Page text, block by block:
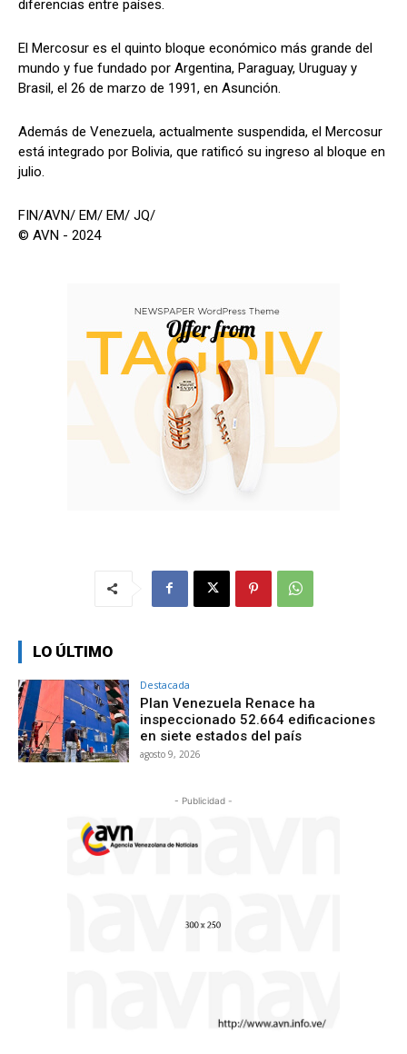
diferencias entre países.
El Mercosur es el quinto bloque económico más grande del
mundo y fue fundado por Argentina, Paraguay, Uruguay y
Brasil, el 26 de marzo de 1991, en Asunción.
Además de Venezuela, actualmente suspendida, el Mercosur
está integrado por Bolivia, que ratificó su ingreso al bloque en
julio.
FIN/AVN/ EM/ EM/ JQ/
© AVN - 2024
LO ÚLTIMO
Destacada
Plan Venezuela Renace ha
inspeccionado 52.664 edificaciones
en siete estados del país
agosto 9, 2026
- Publicidad -